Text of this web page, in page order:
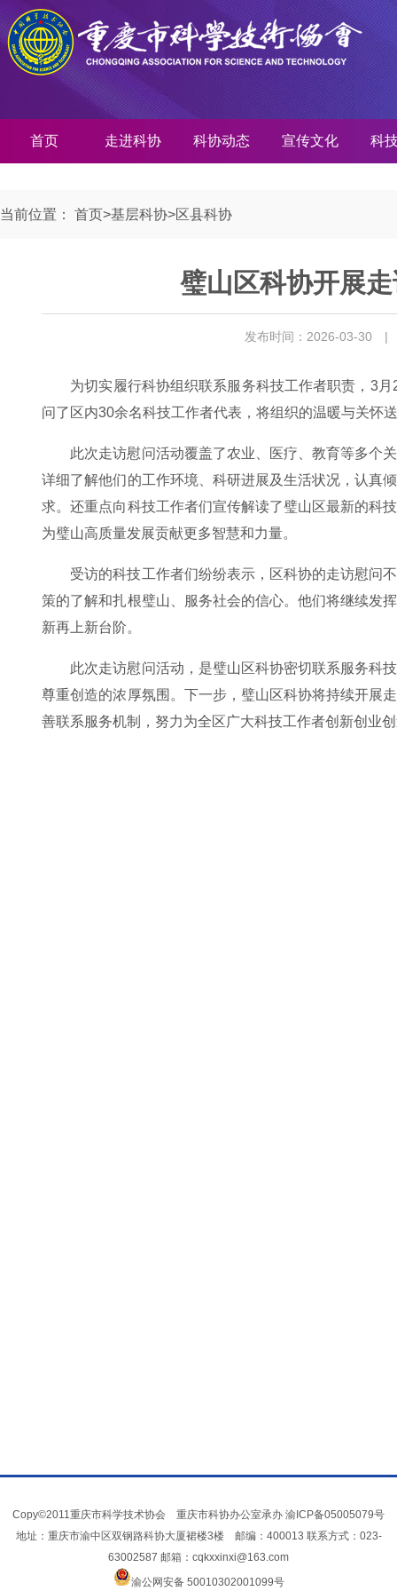
首页 走进科协 科协动态 宣传文化 科
当前位置： 首页>基层科协>区县科协
璧山区科协开展
发布时间：2026-03-30 |
为切实履行科协组织联系服务科技工作者职责，3
问了区内30余名科技工作者代表，将组织的温暖与关怀
此次走访慰问活动覆盖了农业、医疗、教育等多个
详细了解他们的工作环境、科研进展及生活状况，认真
求。还重点向科技工作者们宣传解读了璧山区最新的科
为璧山高质量发展贡献更多智慧和力量。
受访的科技工作者们纷纷表示，区科协的走访慰问
策的了解和扎根璧山、服务社会的信心。他们将继续发
新再上新台阶。
此次走访慰问活动，是璧山区科协密切联系服务科
尊重创造的浓厚氛围。下一步，璧山区科协将持续开展
善联系服务机制，努力为全区广大科技工作者创新创业
Copy©2011重庆市科学技术协会 重庆市科协办公室承办 渝ICP备05005079号
地址：重庆市渝中区双钢路科协大厦裙楼3楼 邮编：400013 联系方式：023-
63002587 邮箱：cqkxxinxi@163.com
渝公网安备 50010302001099号